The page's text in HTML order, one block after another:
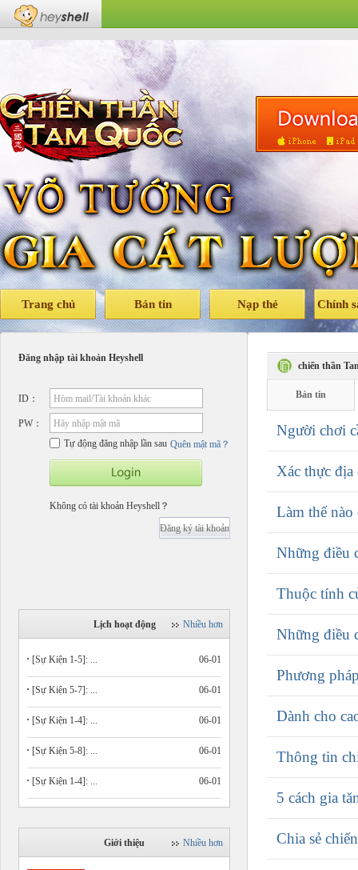
Trang chủ Bản tin Nạp thẻ Chính
Đăng nhập tài khoản Heyshell
ID： Hòm mail/Tài khoản khác
PW：
Hãy nhập mật mã
Tự động đăng nhập lần sau Quên mật mã？
Không có tài khoản Heyshell？
Đăng ký tài khoản
Lịch hoạt động Nhiều hơn
06-01
[Sự Kiện 1-5]: ...
06-01
[Sự Kiện 5-7]: ...
06-01
[Sự Kiện 1-4]: ...
06-01
[Sự Kiện 5-8]: ...
06-01
[Sự Kiện 1-4]: ...
Giới thiệu Nhiều hơn
chiến thần
Bản tin
Người chơi
Xác thực
Làm thế
Những điều
Thuộc tính
Những điều
Phương
Dành cho
Thông tin
5 cách gia
Chia sẻ